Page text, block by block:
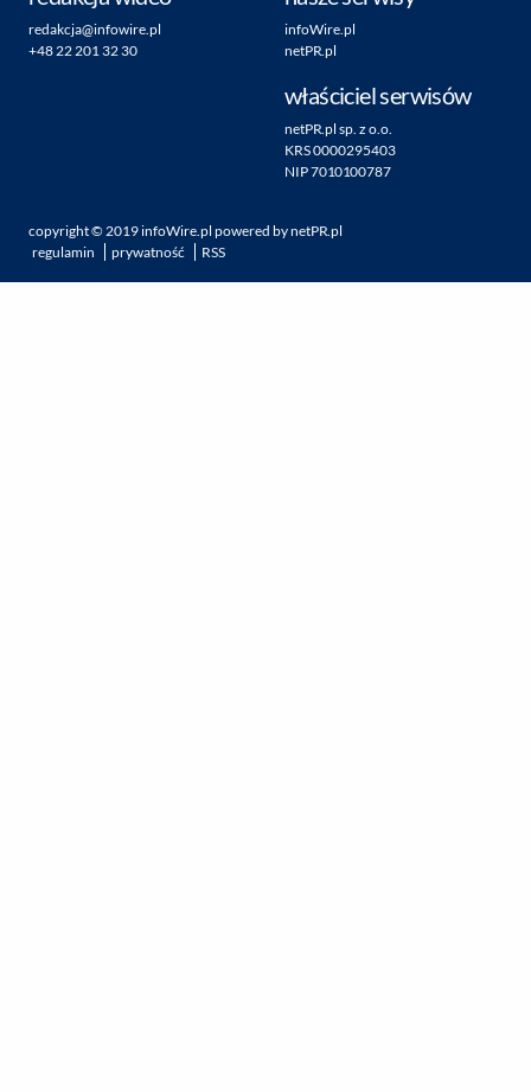
redakcja@infowire.pl
+48 22 201 32 30
infoWire.pl
netPR.pl
właściciel serwisów
netPR.pl sp. z o.o.
KRS 0000295403
NIP 7010100787
copyright ©2019infoWire.pl powered bynetPR.pl
regulamin
prywatność RSS